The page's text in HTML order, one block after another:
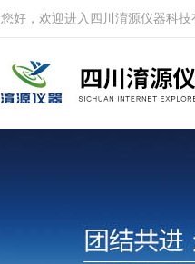
您好，欢迎进入四川淯源仪器科技